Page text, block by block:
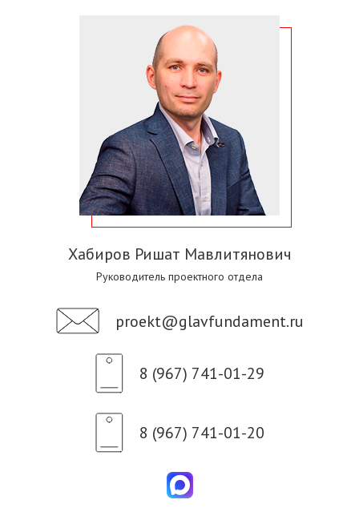
Хабиров Ришат Мавлитянович
Руководитель проектного отдела
proekt@glavfundament.ru
8 (967) 741-01-29
8 (967) 741-01-20